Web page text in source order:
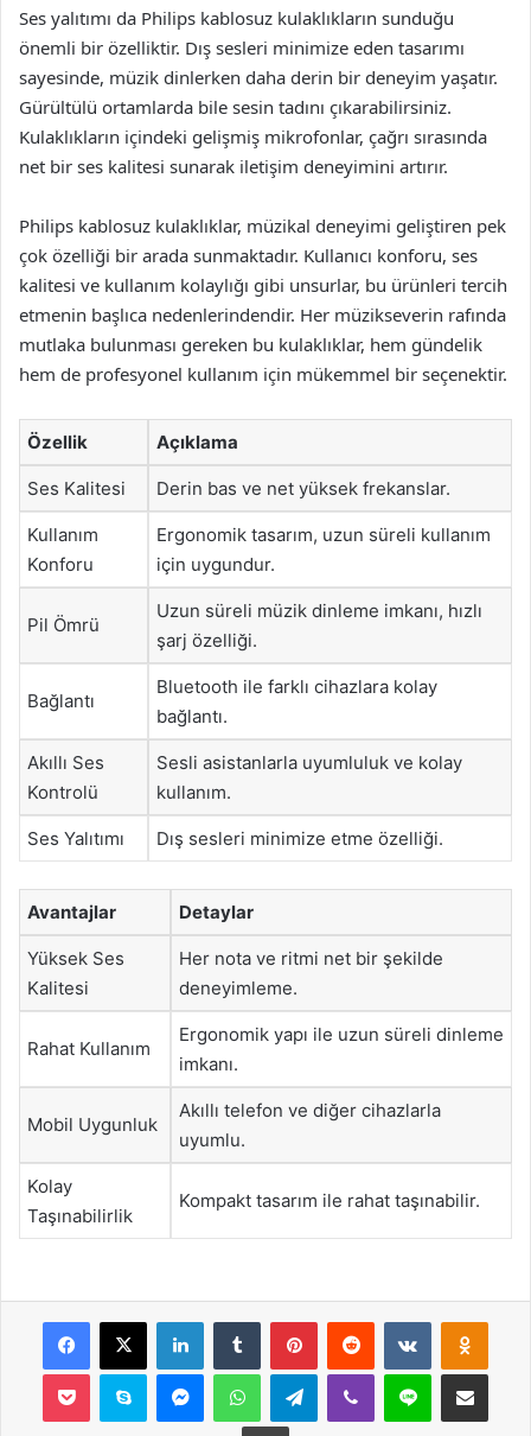
Ses yalıtımı da Philips kablosuz kulaklıkların sunduğu
önemli bir özelliktir. Dış sesleri minimize eden tasarımı
sayesinde, müzik dinlerken daha derin bir deneyim yaşatır.
Gürültülü ortamlarda bile sesin tadını çıkarabilirsiniz.
Kulaklıkların içindeki gelişmiş mikrofonlar, çağrı sırasında
net bir ses kalitesi sunarak iletişim deneyimini artırır.
Philips kablosuz kulaklıklar, müzikal deneyimi geliştiren pek
çok özelliği bir arada sunmaktadır. Kullanıcı konforu, ses
kalitesi ve kullanım kolaylığı gibi unsurlar, bu ürünleri tercih
etmenin başlıca nedenlerindendir. Her müzikseverin rafında
mutlaka bulunması gereken bu kulaklıklar, hem gündelik
hem de profesyonel kullanım için mükemmel bir seçenektir.
Özellik Açıklama
Ses Kalitesi Derin bas ve net yüksek frekanslar.
Kullanım
Konforu
Ergonomik tasarım, uzun süreli kullanım
için uygundur.
Pil Ömrü
Uzun süreli müzik dinleme imkanı, hızlı
şarj özelliği.
Bağlantı
Bluetooth ile farklı cihazlara kolay
bağlantı.
Akıllı Ses
Kontrolü
Sesli asistanlarla uyumluluk ve kolay
kullanım.
Ses Yalıtımı Dış sesleri minimize etme özelliği.
Avantajlar Detaylar
Yüksek Ses
Kalitesi
Her nota ve ritmi net bir şekilde
deneyimleme.
Rahat Kullanım
Ergonomik yapı ile uzun süreli dinleme
imkanı.
Mobil Uygunluk
Akıllı telefon ve diğer cihazlarla
uyumlu.
Kolay
Taşınabilirlik
Kompakt tasarım ile rahat taşınabilir.
Facebook
X LinkedInTumblr PinterestReddit VKontakte
Pocket Skype MessengerWhatsAppTelegramViber Line E-Posta ile
Yazdır